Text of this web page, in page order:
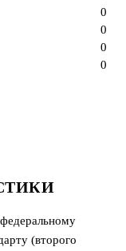
(второго
0
0
0
0